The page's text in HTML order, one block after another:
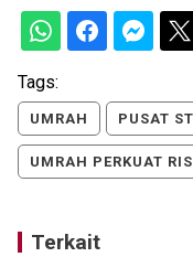
Tags:
UMRAH PUSAT
UMRAH PERKUAT
Terkait